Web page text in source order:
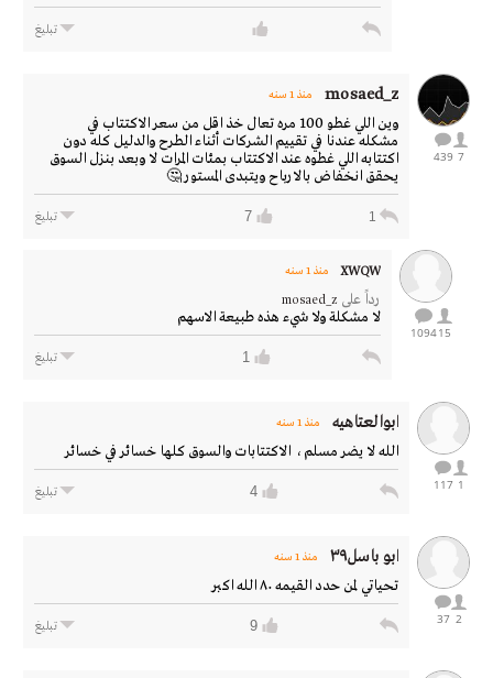
تبليغ
7
439
mosaed_z منذ 1 سنه
وين اللي غطو 100 مره تعال خذ اقل من سعر الاكتتاب في
مشكله عندنا في تقييم الشركات أثناء الطرح والدليل كله دون
اكتتابه اللي غطوه عند الاكتتاب بمئات المرات لا وبعد بنزل السوق
يحقق انخفاض بالارباح ويتبدى المستور 🤔
1
7 تبليغ
15
1094
XWQW منذ 1 سنه
رداً على mosaed_z
لا مشكلة ولا شيء هذه طبيعة الاسهم
1 تبليغ
1
117
ابوالعتاهيه منذ 1 سنه
الله لا يضر مسلم ، الاكتتابات والسوق كلها خسائر في خسائر
4 تبليغ
2
37
ابو باسل٣٩ منذ 1 سنه
تحياتي لمن حدد القيمه ٨٠ الله اكبر
9 تبليغ